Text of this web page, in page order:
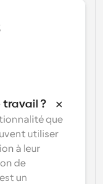
travail ?
que
utiliser
à leur
de
un